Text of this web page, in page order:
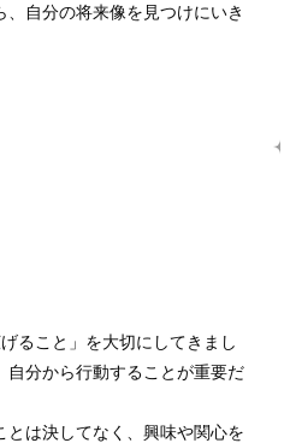
自分の将来像を見つけにいき
ること」を大切にしてきまし
自分から行動することが重要だ
は決してなく、興味や関心を